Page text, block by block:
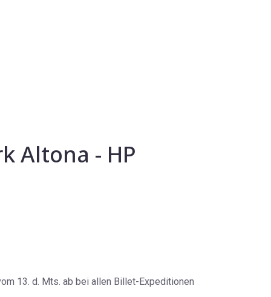
Altona - HP
13. d. Mts. ab bei allen Billet-Expeditionen